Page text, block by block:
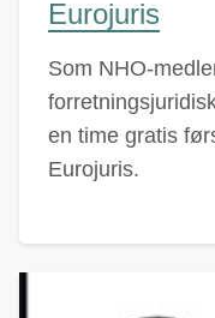
Eurojuris
Som NHO-
en time gratis
Eurojuris.